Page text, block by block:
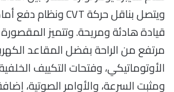
قيادة هادئة ومريحة. وتتميز
مرتفع من الراحة بفضل المقاعد
الأوتوماتيكي، وفتحات التكييف
ومثبت السرعة، والأوامر الصوتية،